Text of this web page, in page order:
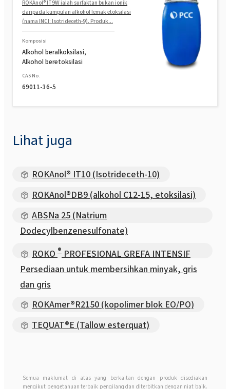
ROKAnol® IT9W ialah surfaktan bukan ionik
daripada kumpulan alkohol lemak etoksilasi
(nama INCI: Isotrideceth-9). Produk...
Komposisi
Alkohol beralkoksilasi,
Alkohol beretoksilasi
CAS No.
69011-36-5
Lihat juga
ROKAnol® IT10 (Isotrideceth-10)
ROKAnol®DB9 (alkohol C12-15, etoksilasi)
ABSNa 25 (Natrium
Dodecylbenzenesulfonate)
ROKO ® PROFESIONAL GREFA INTENSIF
Persediaan untuk membersihkan minyak, gris
dan gris
ROKAmer®R2150 (kopolimer blok EO/PO)
TEQUAT®E (Tallow esterquat)
Semua maklumat di atas yang berkaitan dengan produk disediakan
mengikut pengetahuan terbaik pengilang dan diterbitkan dengan niat baik.